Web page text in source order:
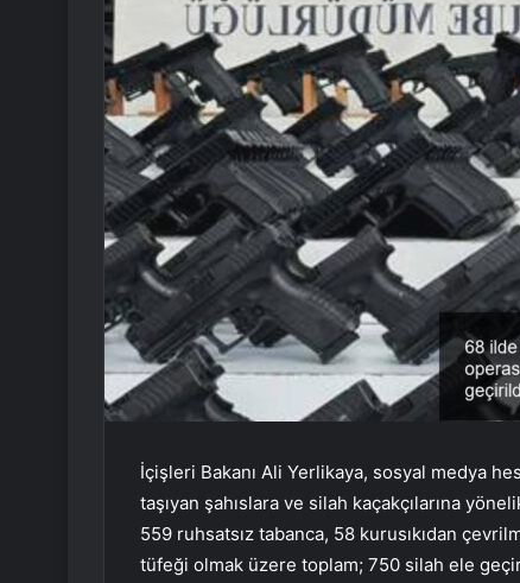
İçişleri Bakanı Ali Yerlikaya, sosyal medya
taşıyan şahıslara ve silah kaçakçılarına
559 ruhsatsız tabanca, 58 kurusıkıdan
tüfeği olmak üzere toplam; 750 silah ele